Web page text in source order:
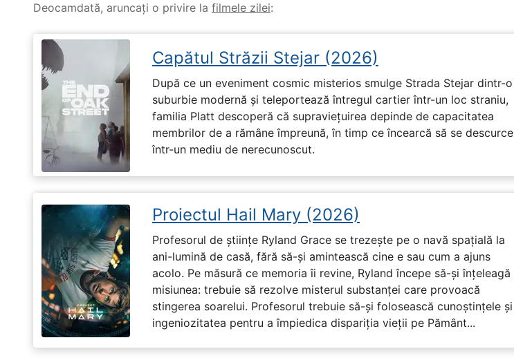
Deocamdată, aruncați o privire la filmele zilei:
Capătul Străzii Stejar (2026)
După ce un eveniment cosmic misterios smulge Strada Stejar dintr-o
suburbie modernă și teleportează întregul cartier într-un loc straniu,
familia Platt descoperă că supraviețuirea depinde de capacitatea
membrilor de a rămâne împreună, în timp ce încearcă să se descurce
într-un mediu de nerecunoscut.
Proiectul Hail Mary (2026)
Profesorul de științe Ryland Grace se trezește pe o navă spațială la
ani-lumină de casă, fără să-și amintească cine e sau cum a ajuns
acolo. Pe măsură ce memoria îi revine, Ryland începe să-și înțeleagă
misiunea: trebuie să rezolve misterul substanței care provoacă
stingerea soarelui. Profesorul trebuie să-și folosească cunoștințele și
ingeniozitatea pentru a împiedica dispariția vieții pe Pământ...